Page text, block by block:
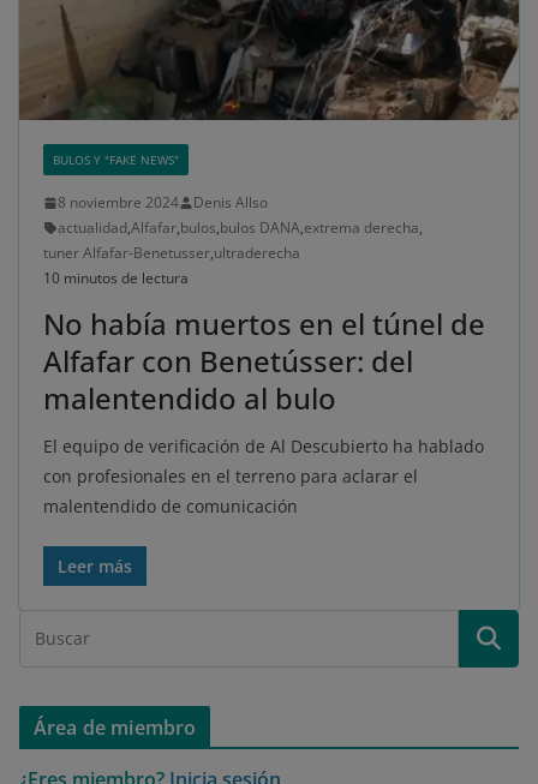
BULOS Y "FAKE NEWS"
8 noviembre 2024
Denis Allso
actualidad,Alfafar,bulos,bulos DANA,extrema derecha,
tuner Alfafar-Benetusser,ultraderecha
10 minutos de lectura
No había muertos en el túnel de
Alfafar con Benetússer: del
malentendido al bulo
El equipo de verificación de Al Descubierto ha hablado
con profesionales en el terreno para aclarar el
malentendido de comunicación
Leer más
Área de miembro